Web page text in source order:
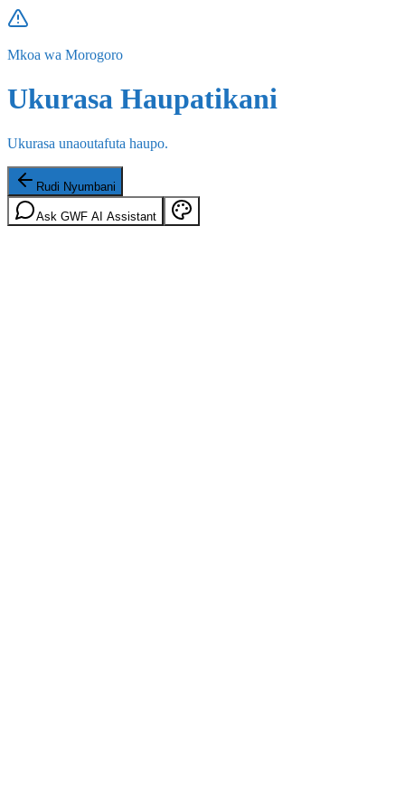
Mkoa wa Morogoro
Ukurasa Haupatikani
Ukurasa unaoutafuta haupo.
Rudi Nyumbani
Ask GWF AI Assistant